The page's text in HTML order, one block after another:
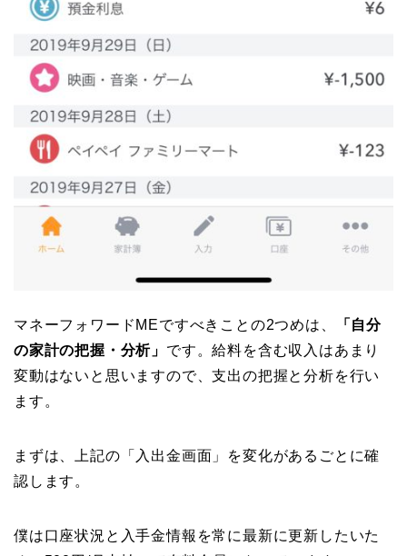
マネーフォワードMEですべきことの2つめは、
「自分
の家計の把握・分析」 です。給料を含む収入はあまり
変動はないと思いますので、支出の把握と分析を行い
ます。
まずは、上記の「入出金画面」を変化があるごとに確
認します。
僕は口座状況と入手金情報を常に最新に更新したいた